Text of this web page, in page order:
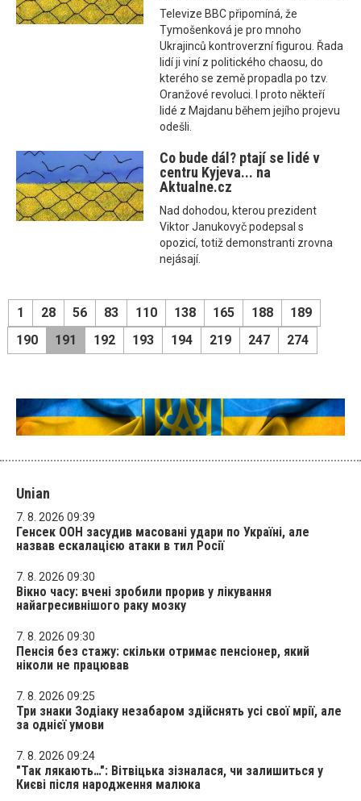
Televize BBC připomíná, že
Tymošenková je pro mnoho
Ukrajinců kontroverzní figurou. Řada
lidí ji viní z politického chaosu, do
kterého se země propadla po tzv.
Oranžové revoluci. I proto někteří
lidé z Majdanu během jejího projevu
odešli.
Co bude dál? ptají se lidé v
centru Kyjeva... na
Aktualne.cz
Nad dohodou, kterou prezident
Viktor Janukovyč podepsal s
opozicí, totiž demonstranti zrovna
nejásají.
1 28 56 83 110 138 165 188
189
190
191 192 193 194 219 247 274
Unian
7. 8. 2026 09:39
Генсек ООН засудив масовані удари по Україні, але
назвав ескалацією атаки в тил Росії
7. 8. 2026 09:30
Вікно часу: вчені зробили прорив у лікування
найагресивнішого раку мозку
7. 8. 2026 09:30
Пенсія без стажу: скільки отримає пенсіонер, який
ніколи не працював
7. 8. 2026 09:25
Три знаки Зодіаку незабаром здійснять усі свої мрії, але
за однієї умови
7. 8. 2026 09:24
"Так лякають…": Вітвіцька зізналася, чи залишиться у
Києві після народження малюка